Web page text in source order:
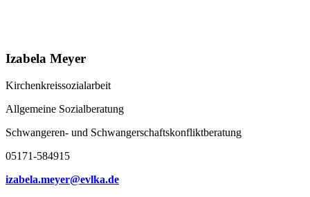
Izabela Meyer
Kirchenkreissozialarbeit
Allgemeine Sozialberatung
Schwangeren- und Schwangerschaftskonfliktberatung
05171-584915
izabela.meyer@evlka.de